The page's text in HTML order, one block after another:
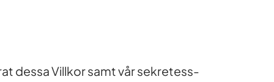
dessa Villkor samt vår sekretess-